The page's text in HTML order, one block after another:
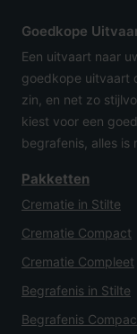
Goedkope
Een uitvaart naar
goedkope uitvaart
zin, en net zo
kiest voor een
begrafenis, alles is
Pakketten
Crematie in Stilte
Crematie Compact
Crematie Compleet
Begrafenis in Stilte
Begrafenis